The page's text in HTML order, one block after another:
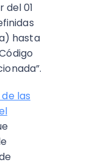
del 01
hasta
las